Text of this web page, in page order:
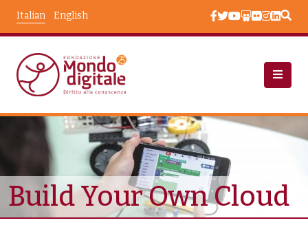
English
Italian
Progetti Build Your Own Cloud
Build Your Own Cloud